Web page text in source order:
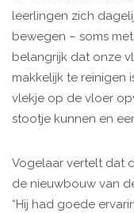
leerlingen zich
bewegen – soms
belangrijk dat onze
makkelijk te reinigen
vlekje op de vloer
stootje kunnen en
Vogelaar vertelt dat
de nieuwbouw van
“Hij had goede